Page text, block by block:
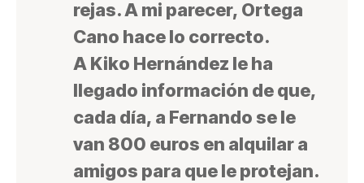
rejas. A mi parecer, Ortega
Cano hace lo correcto.
A Kiko Hernández le ha
llegado información de que,
cada día, a Fernando se le
van 800 euros en alquilar a
amigos para que le protejan.